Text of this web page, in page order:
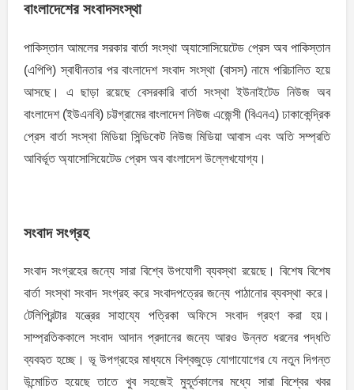
বাংলাদেশের সংবাদসংস্থা
পাকিস্তান আমলের সরকার বার্তা সংস্থা অ্যাসোসিয়েটেড প্রেস অব পাকিস্তান
(এপিপি) স্বাধীনতার পর বাংলাদেশ সংবাদ সংস্থা (বাসস) নামে পরিচালিত হয়ে
আসছে। এ ছাড়া রয়েছে বেসরকারি বার্তা সংস্থা ইউনাইটেড নিউজ অব
বাংলাদেশ (ইউএনবি) চট্টগ্রামের বাংলাদেশ নিউজ এজেন্সী (বিএনএ) ঢাকাকেন্দ্রিক
প্রেস বার্তা সংস্থা মিডিয়া সিন্ডিকেট নিউজ মিডিয়া আবাস এবং অতি সম্প্রতি
আবির্ভূত অ্যাসােসিয়েটেড প্রেস অব বাংলাদেশ উল্লেখযােগ্য।
সংবাদ সংগ্রহ
সংবাদ সংগ্রহের জন্যে সারা বিশ্বে উপযােগী ব্যবস্থা রয়েছে। বিশেষ বিশেষ
বার্তা সংস্থা সংবাদ সংগ্রহ করে সংবাদপত্রের জন্যে পাঠানাের ব্যবস্থা করে।
টেলিপ্রিন্টার যন্ত্রের সাহায্যে পত্রিকা অফিসে সংবাদ গ্রহণ করা হয়।
সাম্প্রতিককালে সংবাদ আদান প্রদানের জন্যে আরও উন্নত ধরনের পদ্ধতি
ব্যবহৃত হচ্ছে। ভূ উপগ্রহের মাধ্যমে বিশ্বজুড়ে যােগাযােগের যে নতুন দিগন্ত
উন্মােচিত হয়েছে তাতে খুব সহজেই মুহূর্তকালের মধ্যে সারা বিশ্বের খবর